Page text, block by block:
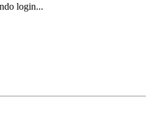
login...